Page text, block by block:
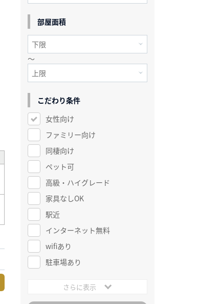
部屋面積
～
こだわり条件
女性向け
ファミリー向け
同棲向け
ペット可
高級・ハイグレード
家具なしOK
駅近
インターネット無料
wifiあり
駐車場あり
さらに表示